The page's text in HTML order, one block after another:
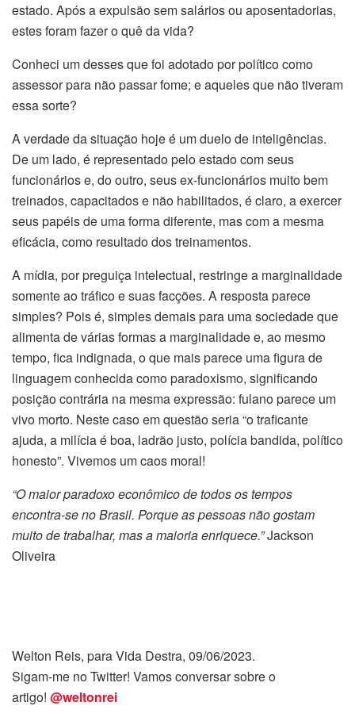
estado. Após a expulsão sem salários ou aposentadorias,
estes foram fazer o quê da vida?
Conheci um desses que foi adotado por político como
assessor para não passar fome; e aqueles que não tiveram
essa sorte?
A verdade da situação hoje é um duelo de inteligências.
De um lado, é representado pelo estado com seus
funcionários e, do outro, seus ex-funcionários muito bem
treinados, capacitados e não habilitados, é claro, a exercer
seus papéis de uma forma diferente, mas com a mesma
eficácia, como resultado dos treinamentos.
A mídia, por preguiça intelectual, restringe a marginalidade
somente ao tráfico e suas facções. A resposta parece
simples? Pois é, simples demais para uma sociedade que
alimenta de várias formas a marginalidade e, ao mesmo
tempo, fica indignada, o que mais parece uma figura de
linguagem conhecida como paradoxismo, significando
posição contrária na mesma expressão: fulano parece um
vivo morto. Neste caso em questão seria “o traficante
ajuda, a milícia é boa, ladrão justo, polícia bandida, político
honesto”. Vivemos um caos moral!
“O maior paradoxo econômico de todos os tempos
encontra-se no Brasil. Porque as pessoas não gostam
muito de trabalhar, mas a maioria enriquece.”Jackson
Oliveira
Welton Reis, para Vida Destra, 09/06/2023.
Sigam-me no Twitter! Vamos conversar sobre o
artigo! @weltonrei